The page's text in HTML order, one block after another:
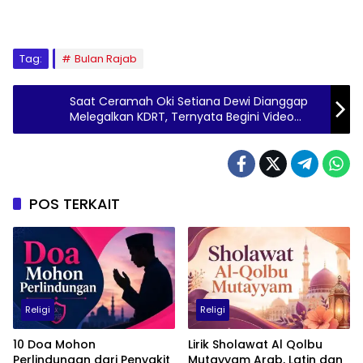
Tag: Bulan Rajab
Saat Ceramah Oki Setiana Dewi Dianggap
Melegalkan KDRT, Ternyata Begini Video
Lengkapnya
POS TERKAIT
Religi
10 Doa Mohon
Perlindungan dari Penyakit
Religi
Lirik Sholawat Al Qolbu
Mutayyam Arab, Latin dan